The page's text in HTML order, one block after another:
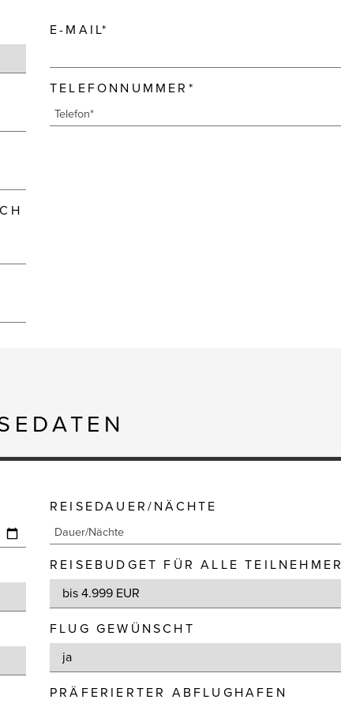
E-MAIL*
TELEFONNUMMER*
REISEDAUER/NÄCHTE
REISEBUDGET FÜR ALLE TEILNEHMER
FLUG GEWÜNSCHT
PRÄFERIERTER ABFLUGHAFEN